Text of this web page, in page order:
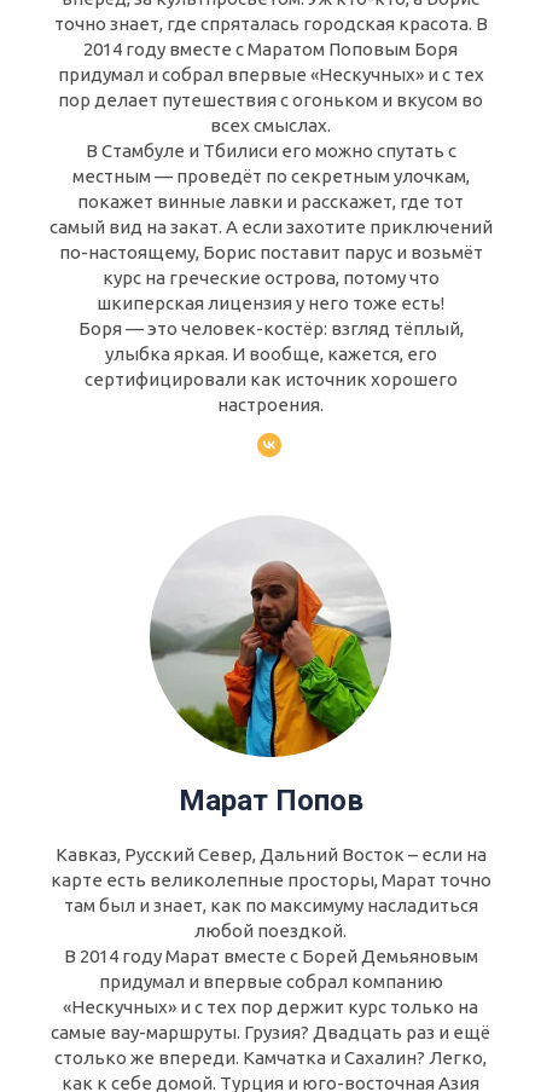
точно знает, где спряталась городская красота. В
2014 году вместе с Маратом Поповым Боря
придумал и собрал впервые «Нескучных» и с тех
пор делает путешествия с огоньком и вкусом во
всех смыслах.
В Стамбуле и Тбилиси его можно спутать с
местным — проведёт по секретным улочкам,
покажет винные лавки и расскажет, где тот
самый вид на закат. А если захотите приключений
по-настоящему, Борис поставит парус и возьмёт
курс на греческие острова, потому что
шкиперская лицензия у него тоже есть!
Боря — это человек-костёр: взгляд тёплый,
улыбка яркая. И вообще, кажется, его
сертифицировали как источник хорошего
настроения.
Марат Попов
Кавказ, Русский Север, Дальний Восток – если на
карте есть великолепные просторы, Марат точно
там был и знает, как по максимуму насладиться
любой поездкой.
В 2014 году Марат вместе с Борей Демьяновым
придумал и впервые собрал компанию
«Нескучных» и с тех пор держит курс только на
самые вау-маршруты. Грузия? Двадцать раз и ещё
столько же впереди. Камчатка и Сахалин? Легко,
как к себе домой. Турция и юго-восточная Азия